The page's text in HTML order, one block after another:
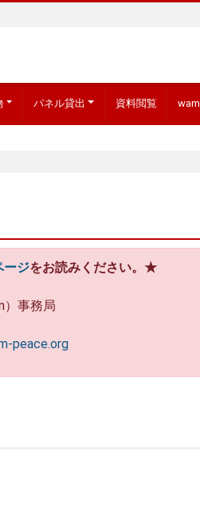
パネル貸出 資料閲覧
ージをお読みください。★
）事務局
peace.org